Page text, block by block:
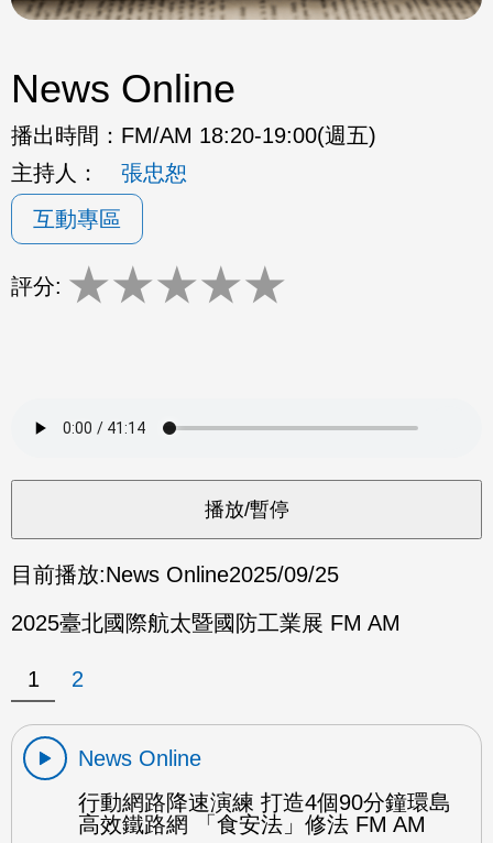
News Online
播出時間： FM/AM 18:20-19:00(週五)
主持人：
張忠恕
互動專區
評分: ★★★★★
目前播放:News Online2025/09/25
2025臺北國際航太暨國防工業展 FM AM
1 2
News Online
行動網路降速演練 打造4個90分鐘環島
高效鐵路網 「食安法」修法 FM AM